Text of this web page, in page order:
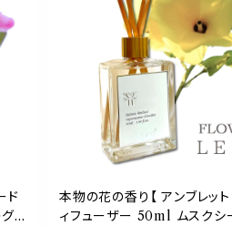
ド
ラ
本物の花の香り【 アンブレット
ィフューザー 50ml ムスクシ